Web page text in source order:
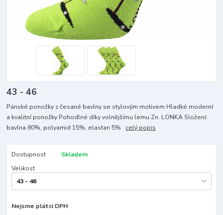
43 - 46
Pánské ponožky z česané bavlny se stylovým motivem Hladké moderní
a kvalitní ponožky Pohodlné díky volnějšímu lemu Zn. LONKA Složení:
bavlna 80%, polyamid 15%, elastan 5% celý popis
Dostupnost
Skladem
Velikost
Nejsme plátci DPH